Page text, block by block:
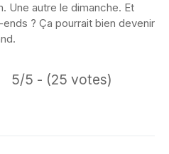
Une autre le dimanche. Et
? Ça pourrait bien devenir
5/5 - (25 votes)